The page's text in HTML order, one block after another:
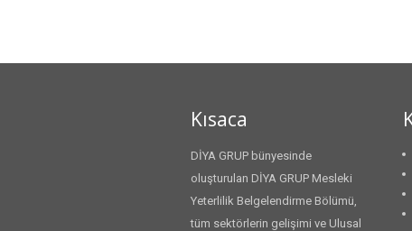
Kısaca
DİYA GRUP bünyesinde
oluşturulan DİYA GRUP Mesleki
Yeterlilik Belgelendirme Bölümü,
tüm sektörlerin gelişimi ve Ulusal